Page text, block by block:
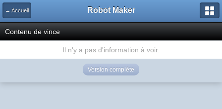
← Accueil Robot Maker
Contenu de vince
Il n'y a pas d'information à voir.
Version complète